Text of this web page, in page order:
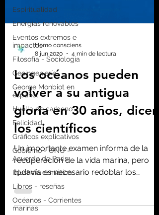
Espiritualidad
Energías renovables
Eventos extremos e
impactos
Filosofía - Sociología
Geoingeniería
George Monbiot en
español
Huella de carbono
Felicidad
Gráficos explicativos
Gobierno - ONU -
Acuerdo de Paris
Injusticia climática
Libros - reseñas
Océanos - Corrientes
marinas
Homo consciens
8 jun 2020
4 min de lectura
Los océanos pueden
volver a su antigua
gloria en 30 años, dicen
los científicos
Un importante examen informa de la
recuperación de la vida marina, pero
todavía es necesario redoblar los
esfuerzos